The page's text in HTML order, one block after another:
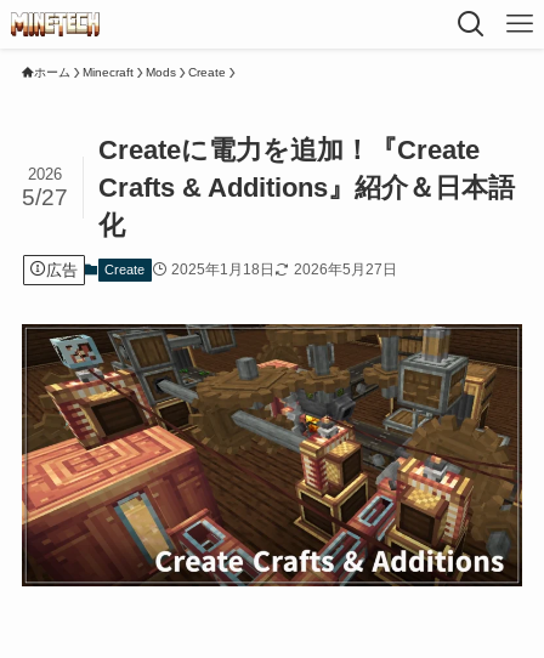
ホーム Minecraft Mods Create
Createに電力を追加！『Create
Crafts & Additions』紹介＆日本語
化
2026
5/27
広告 Create 2025年1月18日 2026年5月27日